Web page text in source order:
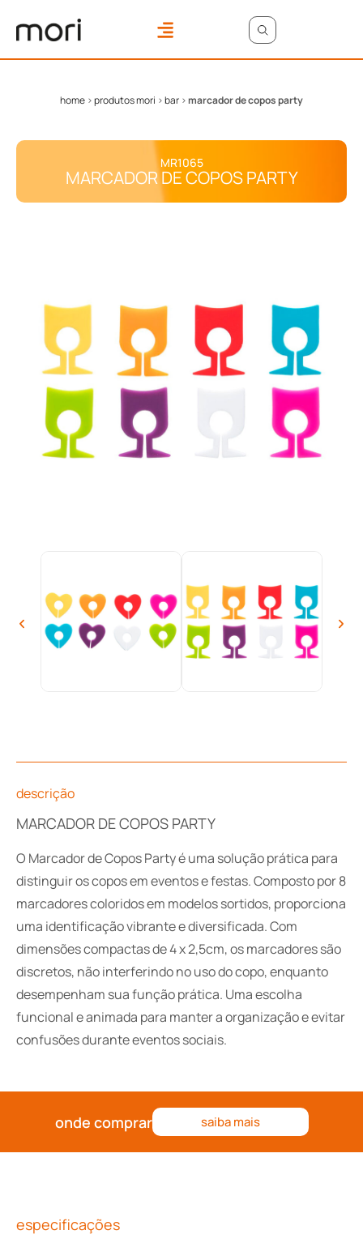
home >produtos mori >bar >marcador de copos party
MR1065
MARCADOR DE COPOS PARTY
descrição
MARCADOR DE COPOS PARTY
O Marcador de Copos Party é uma solução prática para
distinguir os copos em eventos e festas. Composto por 8
marcadores coloridos em modelos sortidos, proporciona
uma identificação vibrante e diversificada. Com
dimensões compactas de 4 x 2,5cm, os marcadores são
discretos, não interferindo no uso do copo, enquanto
desempenham sua função prática. Uma escolha
funcional e animada para manter a organização e evitar
confusões durante eventos sociais.
onde comprar saiba mais
especificações